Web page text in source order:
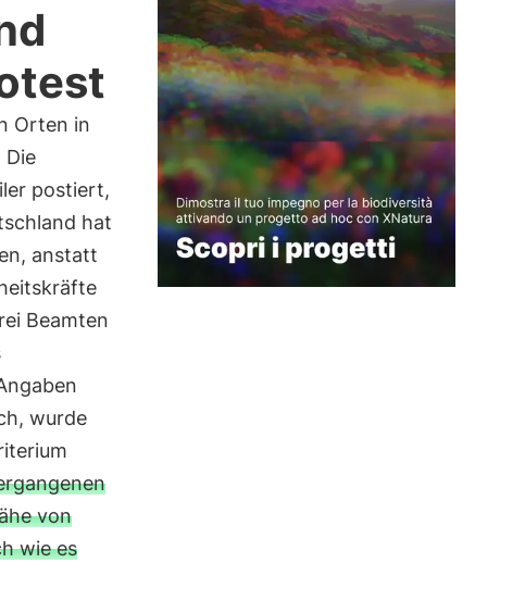
Orten in
Die
postiert,
hat
anstatt
Beamten
wurde
von
wie es